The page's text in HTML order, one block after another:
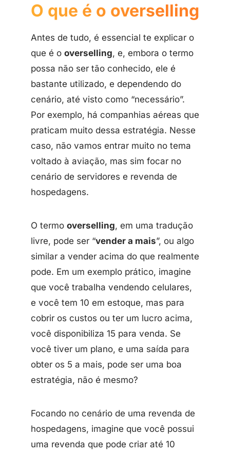
O que é o overselling
Antes de tudo, é essencial te explicar o
que é o overselling, e, embora o termo
possa não ser tão conhecido, ele é
bastante utilizado, e dependendo do
cenário, até visto como “necessário”.
Por exemplo, há companhias aéreas que
praticam muito dessa estratégia. Nesse
caso, não vamos entrar muito no tema
voltado à aviação, mas sim focar no
cenário de servidores e revenda de
hospedagens.
O termo overselling, em uma tradução
livre, pode ser “vender a mais”, ou algo
similar a vender acima do que realmente
pode. Em um exemplo prático, imagine
que você trabalha vendendo celulares,
e você tem 10 em estoque, mas para
cobrir os custos ou ter um lucro acima,
você disponibiliza 15 para venda. Se
você tiver um plano, e uma saída para
obter os 5 a mais, pode ser uma boa
estratégia, não é mesmo?
Focando no cenário de uma revenda de
hospedagens, imagine que você possui
uma revenda que pode criar até 10